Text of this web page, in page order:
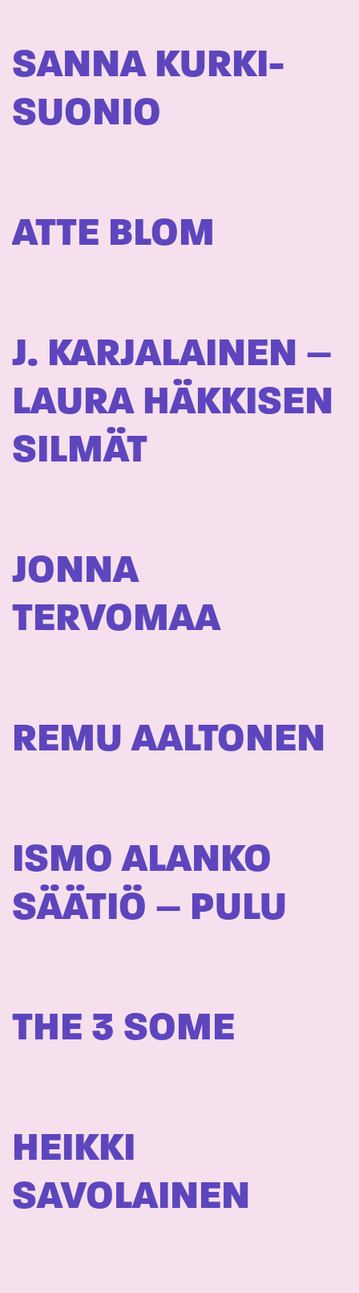
SANNA KURKI-
SUONIO
ATTE BLOM
J. KARJALAINEN –
LAURA HÄKKISEN
SILMÄT
JONNA
TERVOMAA
REMU AALTONEN
ISMO ALANKO
SÄÄTIÖ – PULU
THE 3 SOME
HEIKKI
SAVOLAINEN